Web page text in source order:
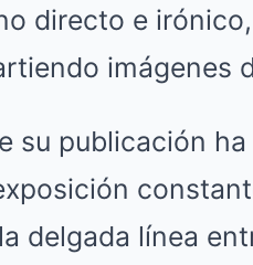
directo e
imágenes
su publicación
delgada línea